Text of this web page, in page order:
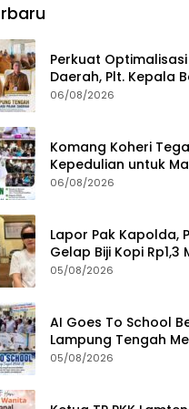
Perkuat
Daerah, Plt. Kepala
Lampung Tengah
06/08/2026
Komang Koheri
Kepedulian untuk
Lampung Tengah
06/08/2026
Lapor Pak Kapolda,
Gelap Biji Kopi Rp1,3
Dibebaskan: Sempat
05/08/2026
AI Goes To School
Lampung Tengah
Perkuat Transformasi
05/08/2026